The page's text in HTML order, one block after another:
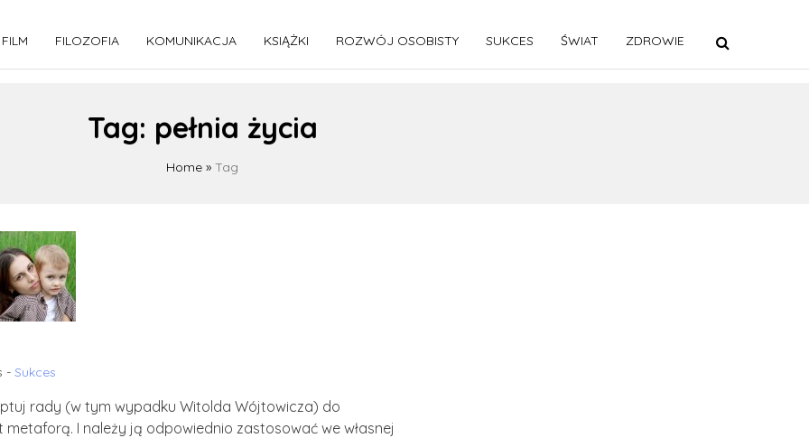
FILM FILOZOFIA KOMUNIKACJA KSIĄŻKI ROZWÓJ OSOBISTY SUKCES ŚWIAT ZDROWIE
Tag: pełnia życia
Home » Tag
- Sukces
rady (w tym wypadku Witolda Wójtowicza) do
I należy ją odpowiednio zastosować we własnej